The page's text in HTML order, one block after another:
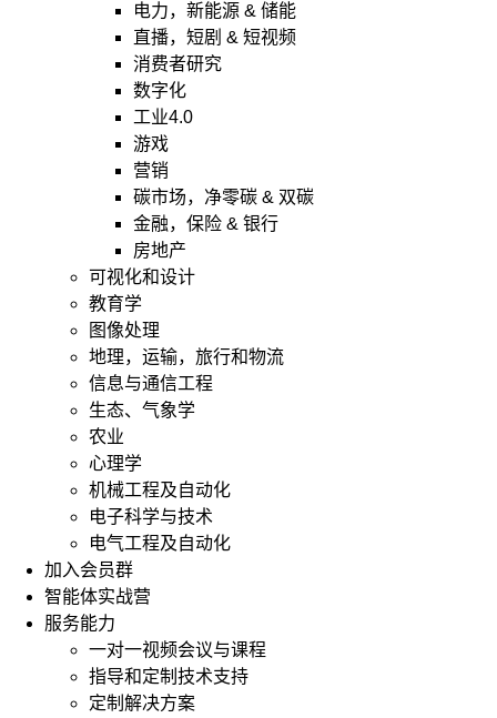
电力，新能源 & 储能
直播，短剧 & 短视频
消费者研究
数字化
工业4.0
游戏
营销
碳市场，净零碳 & 双碳
金融，保险 & 银行
房地产
可视化和设计
教育学
图像处理
地理，运输，旅行和物流
信息与通信工程
生态、气象学
农业
心理学
机械工程及自动化
电子科学与技术
电气工程及自动化
加入会员群
智能体实战营
服务能力
一对一视频会议与课程
指导和定制技术支持
定制解决方案